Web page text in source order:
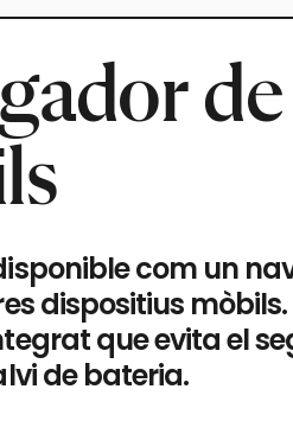
com un
dispositius
que evita el
de bateria.